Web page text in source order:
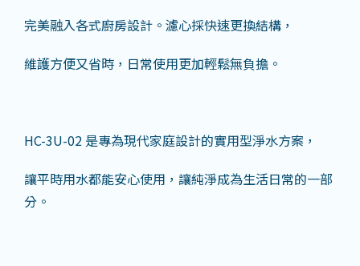
完美融入各式廚房設計。濾心採快速更換結構，
維護方便又省時，日常使用更加輕鬆無負擔。
HC-3U-02 是專為現代家庭設計的實用型淨水方案，
讓平時用水都能安心使用，讓純淨成為生活日常的一部
分。